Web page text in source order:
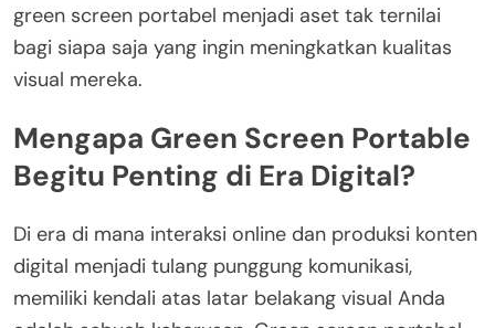
green screen portabel menjadi aset tak ternilai
bagi siapa saja yang ingin meningkatkan kualitas
visual mereka.
Mengapa Green Screen Portable
Begitu Penting di Era Digital?
Di era di mana interaksi online dan produksi konten
digital menjadi tulang punggung komunikasi,
memiliki kendali atas latar belakang visual Anda